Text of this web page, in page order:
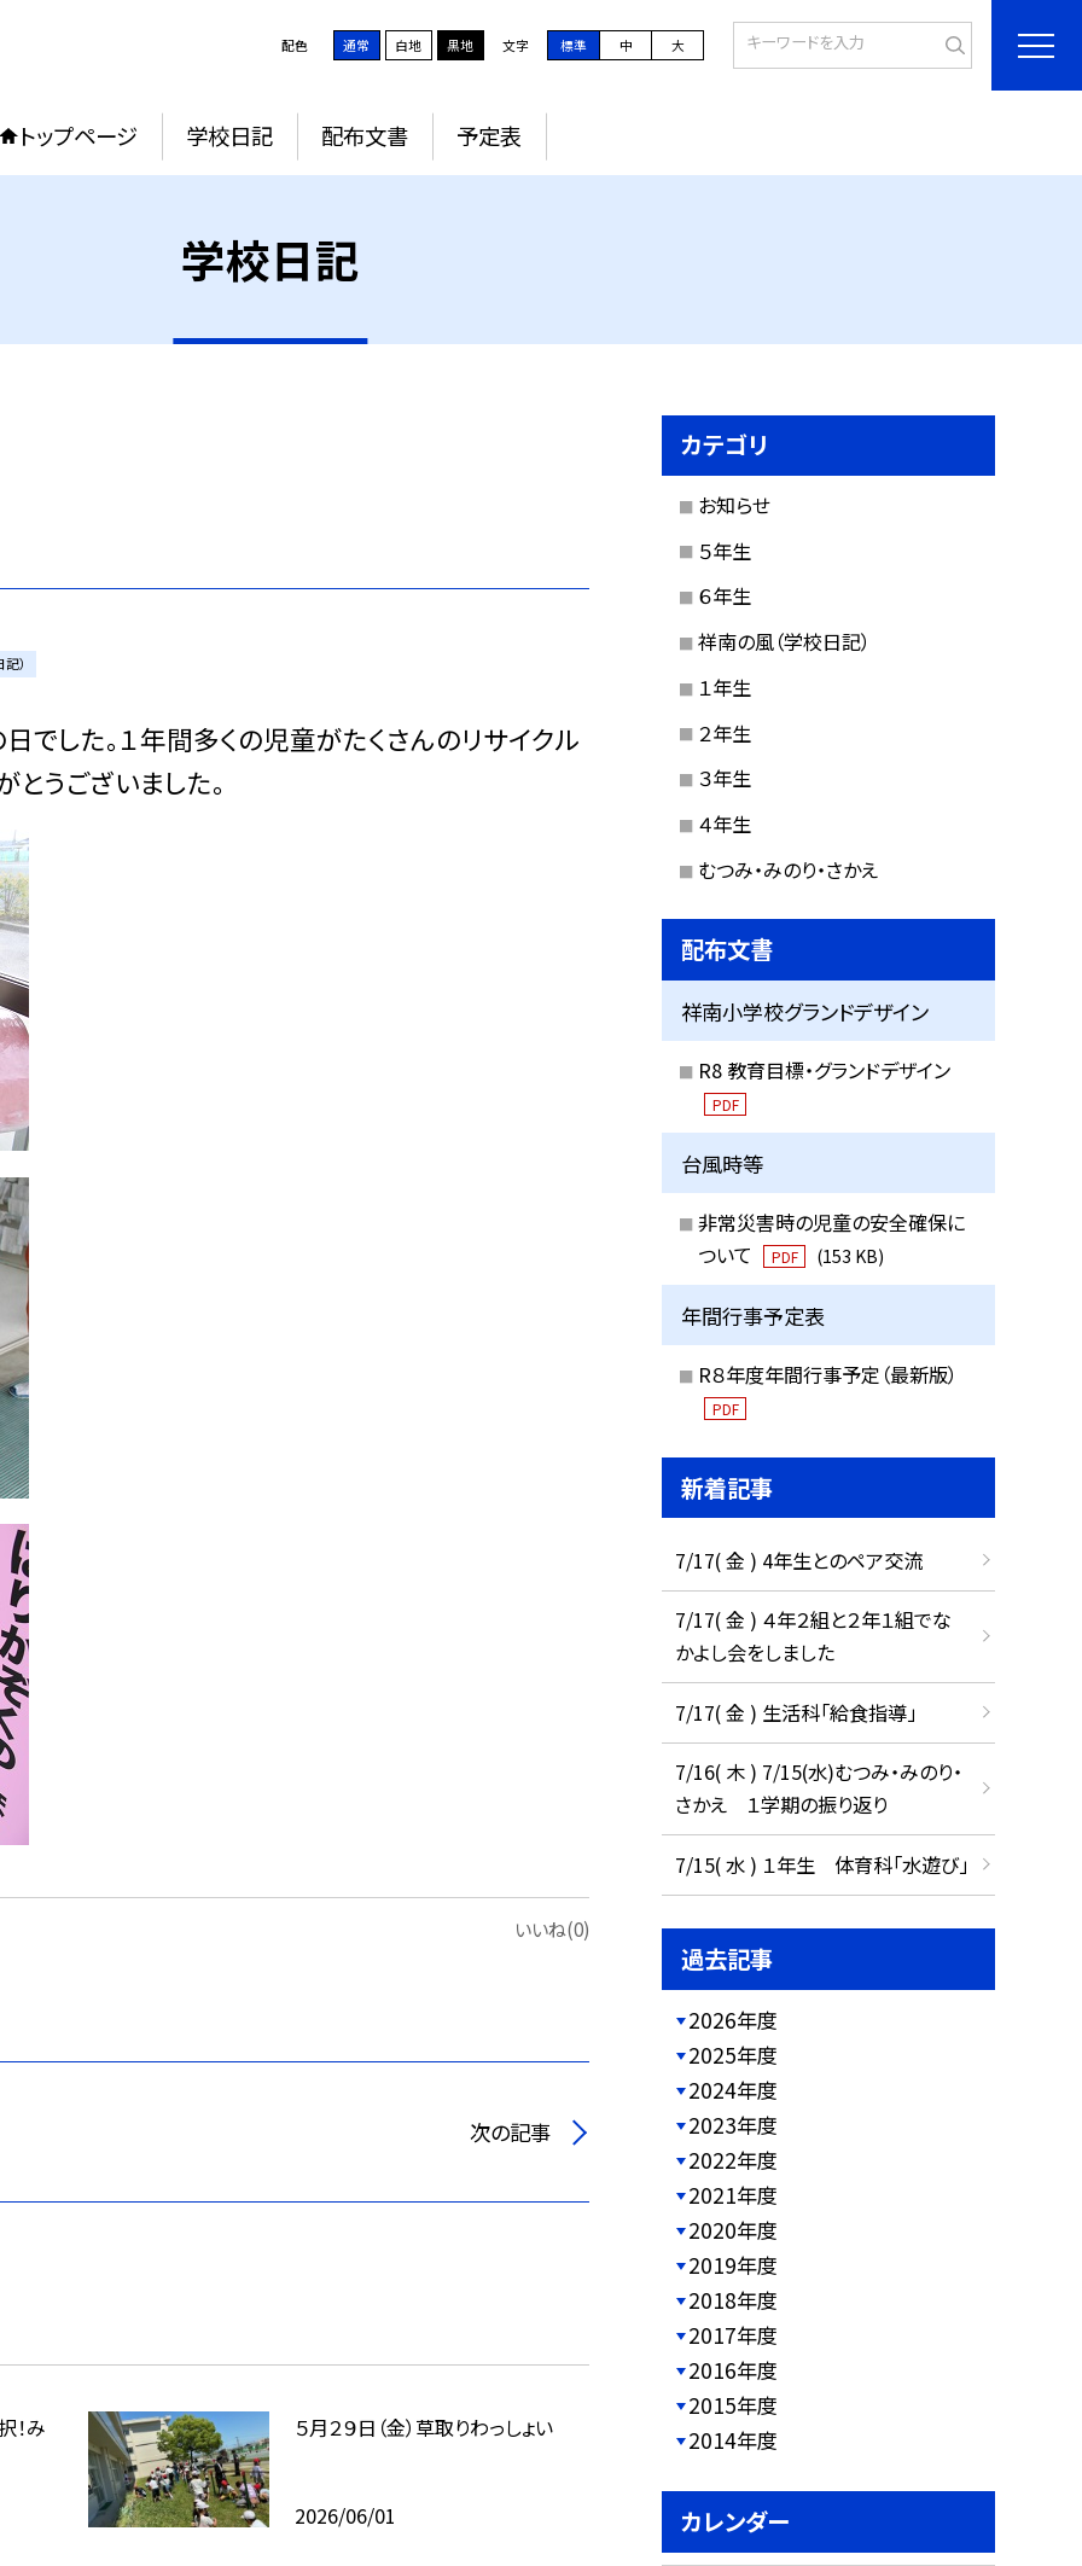
配色 通常 白地 黒地 文字 標準 中 大
トップページ 学校日記 配布文書 予定表
学校日記
）
した。１年間多くの児童がたくさんのリサイクル
うございました。
いいね(0)
次の記事
！み ５月２９日（金）草取りわっしょい
2026/06/01
カテゴリ
お知らせ
５年生
６年生
祥南の風（学校日記）
１年生
２年生
３年生
４年生
むつみ・みのり・さかえ
配布文書
祥南小学校グランドデザイン
R8 教育目標・グランドデザイン
PDF
台風時等
非常災害時の児童の安全確保に
ついて
PDF (153 KB)
年間行事予定表
R８年度年間行事予定（最新版）
PDF
新着記事
7/17( 金 ) 4年生とのペア交流
7/17( 金 ) ４年２組と２年１組でな
かよし会をしました
7/17( 金 ) 生活科「給食指導」
7/16( 木 ) 7/15(水)むつみ・みのり・
さかえ １学期の振り返り
7/15( 水 ) １年生 体育科「水遊び」
過去記事
2026年度
2025年度
2024年度
2023年度
2022年度
2021年度
2020年度
2019年度
2018年度
2017年度
2016年度
2015年度
2014年度
カレンダー